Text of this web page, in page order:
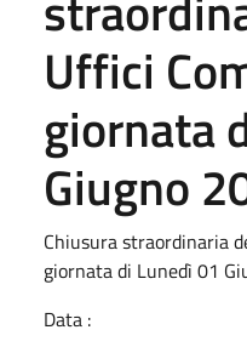
Uffici
giornata
Giugno
Chiusura straordinaria
giornata di Lunedì 01
Data :